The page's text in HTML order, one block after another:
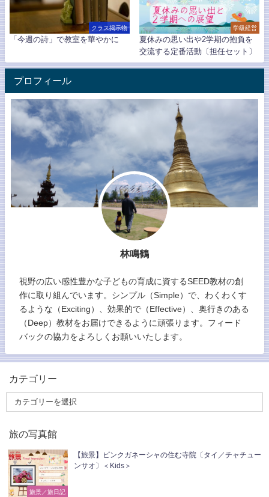
クラス掲示物
「今週の詩」で教室を華やかに
学級経営
夏休みの思い出や2学期の抱負を
交流する定番活動〔担任セット〕
プロフィール
林鳴鶴
視野の広い感性豊かな子どもの育成に資するSEED教材の創
作に取り組んでいます。シンプル（Simple）で、わくわくす
るような（Exciting）、効果的で（Effective）、奥行きのある
（Deep）教材をお届けできるように頑張ります。フィード
バックの協力をよろしくお願いいたします。
カテゴリー
旅の写真館
旅景／旅日記
【旅景】ピンクガネーシャの住む寺院〔タイ／チャチュー
ンサオ〕＜Kids＞